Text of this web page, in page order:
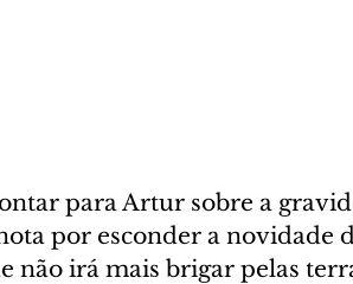
para Artur sobre a
por esconder a novidade
não irá mais brigar pelas